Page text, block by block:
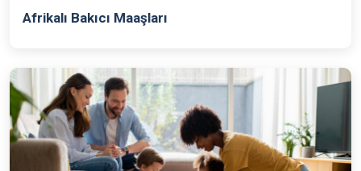
Afrikalı Bakıcı Maaşları